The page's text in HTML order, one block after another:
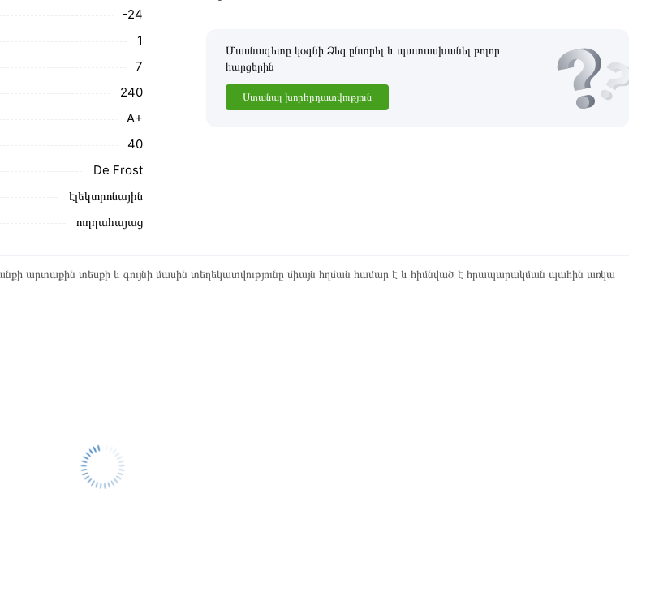
-24
1
7
240
A+
40
De Frost
էլեկտրոնային
ուղղահայաց
Մասնագետը կօգնի Ձեզ ընտրել և պատասխանել բոլոր
հարցերին
Ստանալ խորհրդատվություն
արտաքին տեսքի և գույնի մասին տեղեկատվությունը միայն հղման համար է և հիմնված է հրապարակման պահին առկա